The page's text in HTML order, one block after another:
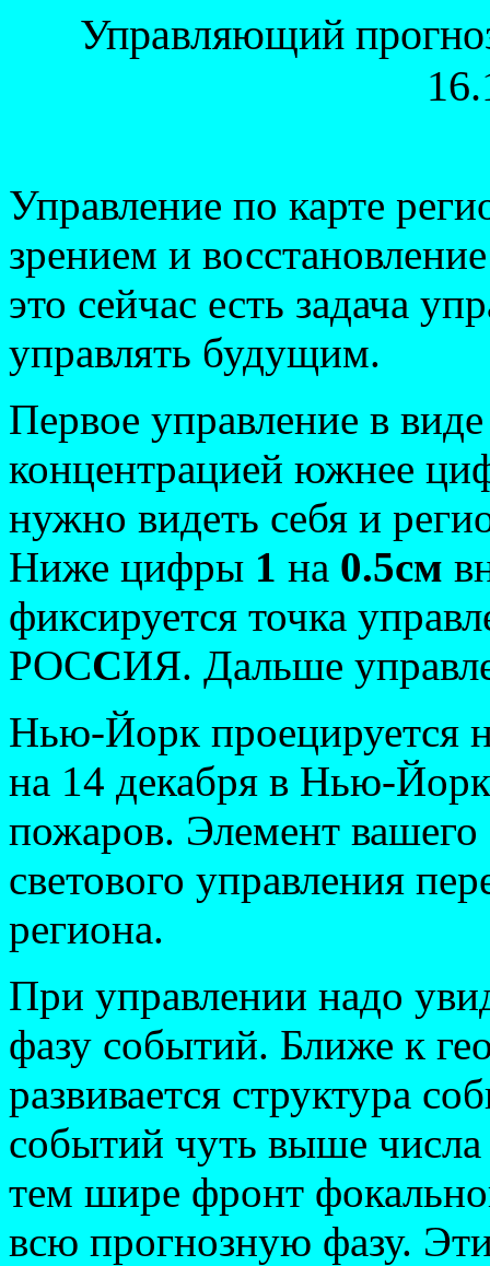
Управляющий
Управление по карте
зрением и
это сейчас есть задача
управлять будущим.
Первое управление в
концентрацией южнее
нужно видеть себя и
Ниже цифры 1 на 0.5см
фиксируется точка
РОССИЯ. Дальше
Нью-Йорк проецируется
на 14 декабря в Нью-
пожаров. Элемент вашего
светового управления
региона.
При управлении надо
фазу событий. Ближе к
развивается структура
событий чуть выше
тем шире фронт
всю прогнозную фазу.